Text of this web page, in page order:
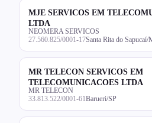
MJE SERVICOS EM
LTDA
NEOMERA SERVICOS
27.560.825/0001-17Santa Rita do Sapucaí/
MR TELECON SERVICOS EM
TELECOMUNICACOES LTDA
MR TELECON
33.813.522/0001-61 Barueri/SP